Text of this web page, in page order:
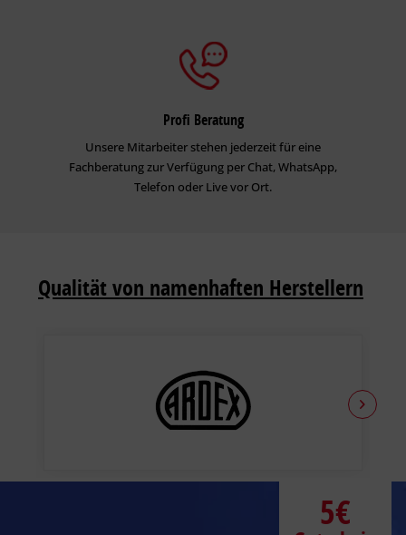
Profi Beratung
Unsere Mitarbeiter stehen jederzeit für eine
Fachberatung zur Verfügung per Chat, WhatsApp,
Telefon oder Live vor Ort.
Qualität von namenhaften Herstellern
5€